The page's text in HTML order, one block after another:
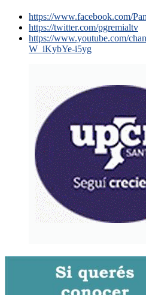
https://www.facebook.com/
https://twitter.com/pgremialtv
https://www.youtube.com/
W_iKybYe-i5yg